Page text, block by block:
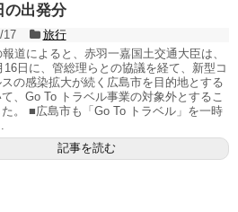
の出発分
17
旅行
道によると、赤羽一嘉国土交通大臣は、
16日に、管総理らとの協議を経て、新型コ
の感染拡大が続く広島市を目的地とする
、Go To トラベル事業の対象外とするこ
た。 ■広島市も「Go To トラベル」を一時
記事を読む